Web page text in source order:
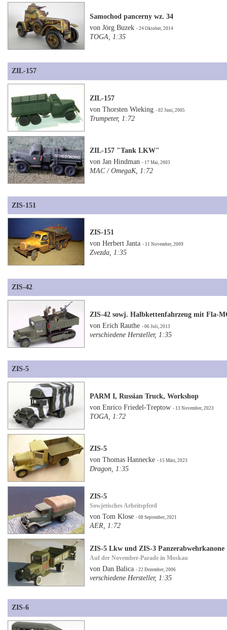
Samochod pancerny wz. 34
von Jörg Buzek- 24 Oktober, 2014
TOGA, 1:35
ZIL-157
ZIL-157
von Thorsten Wieking- 02 Juni, 2005
Trumpeter, 1:72
ZIL-157 "Tank LKW"
von Jan Hindman- 17 Mai, 2003
MAC / OmegaK, 1:72
ZIS-151
ZIS-151
von Herbert Janta- 11 November, 2009
Zvezda, 1:35
ZIS-42
ZIS-42 sowj. Halbkettenfahrzeug mit Fla-
von Erich Rauthe- 06 Juli, 2013
verschiedene Hersteller, 1:35
ZIS-5
PARM I, Russian Truck, Workshop
von Enrico Friedel-Treptow- 13 November, 2023
TOGA, 1:72
ZIS-5
von Thomas Hannecke- 15 März, 2023
Dragon, 1:35
ZIS-5
Sowjetisches Arbeitspferd
von Tom Klose- 08 September, 2021
AER, 1:72
ZIS-5 Lkw und ZIS-3 Panzerabwehrkanone
Auf der November-Parade in Moskau
von Dan Balica- 22 Dezember, 2006
verschiedene Hersteller, 1:35
ZIS-6